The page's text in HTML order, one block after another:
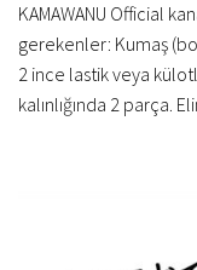
KAMAWANU Official
gerekenler: Kumaş
2 ince lastik veya
kalınlığında 2 parça.